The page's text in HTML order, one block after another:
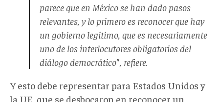
parece que en México se han dado pasos
relevantes, y lo primero es reconocer que hay
un gobierno legítimo, que es necesariamente
uno de los interlocutores obligatorios del
diálogo democrático", refiere.
Y esto debe representar para Estados Unidos y
la UE, que se desbocaron en reconocer un